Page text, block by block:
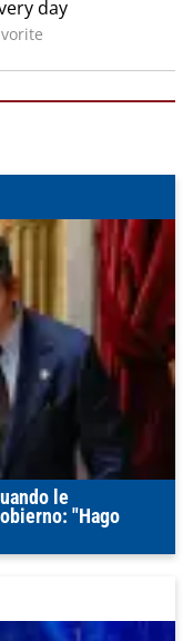
le
"Hago